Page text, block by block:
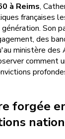
à Reims,
françaises
Son
des
ministère des
comment
forgée